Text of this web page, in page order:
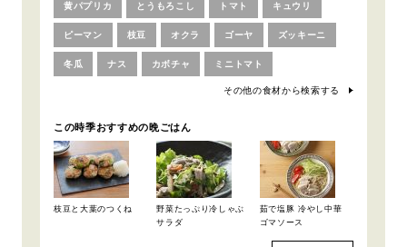
黄パプリカ とうもろこし トマト キュウリ
ピーマン 枝豆 オクラ ゴーヤ ズッキーニ
冬瓜 ナス カボチャ ミニトマト
その他の食材から検索する
この時季おすすめの晩ごはん
枝豆と大葉のつくね
野菜たっぷり冷しゃぶ
サラダ
茹で塩豚 冷やし中華
ゴマソース